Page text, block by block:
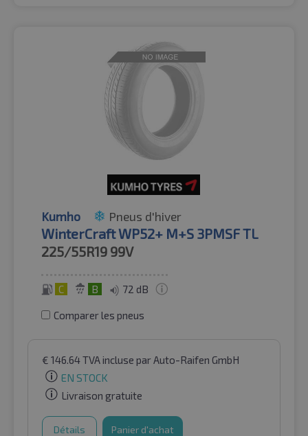
Kumho Pneus d'hiver
WinterCraft WP52+ M+S 3PMSF TL
225/55R19 99V
C B 72 dB
Comparer les pneus
€ 146.64TVA incluse par Auto-Raifen GmbH
EN STOCK
Livraison gratuite
Détails Panier d'achat